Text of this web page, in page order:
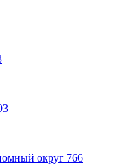
округ 766